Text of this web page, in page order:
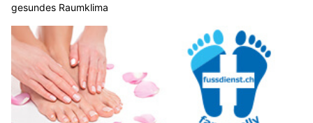
gesundes Raumklima